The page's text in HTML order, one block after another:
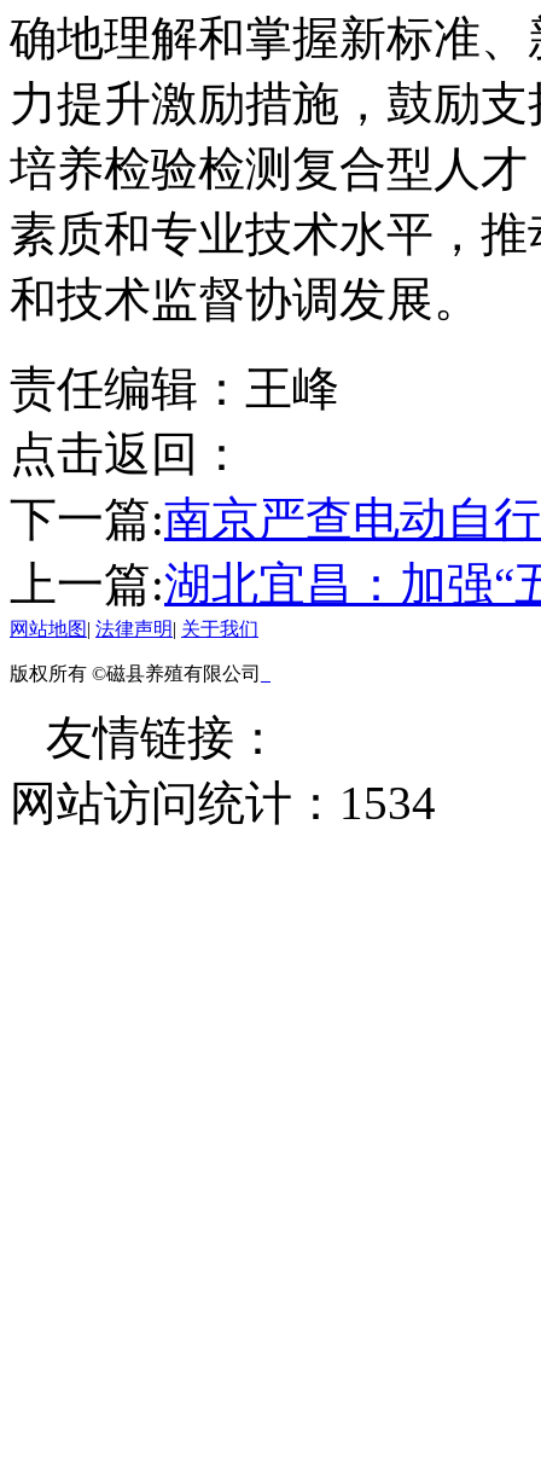
确地理解和掌握新标准
力提升激励措施，鼓励
培养检验检测复合型人
素质和专业技术水平，
和技术监督协调发展。
责任编辑：王峰
点击返回：
下一篇:南京严查电动自
上一篇:湖北宜昌：加强“
网站地图| 法律声明| 关于我们
版权所有 ©磁县养殖有限公司
友情链接：
网站访问统计： 1534